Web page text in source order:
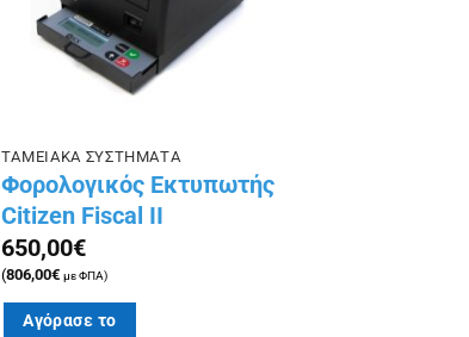
ΤΑΜΕΙΑΚΑ ΣΥΣΤΗΜΑΤΑ
Φορολογικός Εκτυπωτής
Citizen Fiscal II
650,00€
(806,00€ με ΦΠΑ)
Αγόρασε το